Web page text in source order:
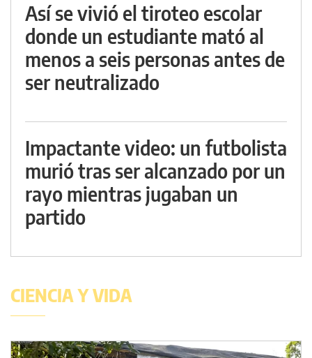
Así se vivió el tiroteo escolar
donde un estudiante mató al
menos a seis personas antes de
ser neutralizado
Impactante video: un futbolista
murió tras ser alcanzado por un
rayo mientras jugaban un
partido
CIENCIA Y VIDA